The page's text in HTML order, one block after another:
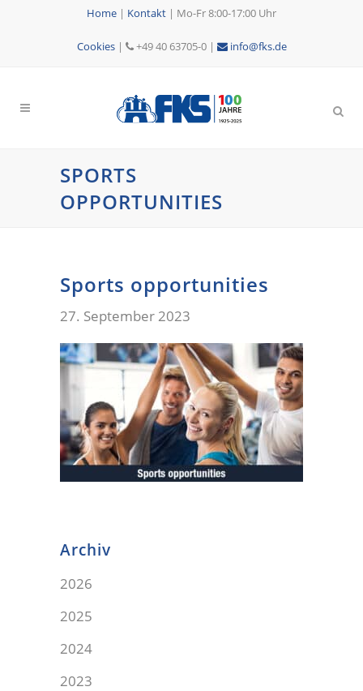
Home | Kontakt | Mo-Fr 8:00-17:00 Uhr
Cookies| +49 40 63705-0 | info@fks.de
SPORTS
OPPORTUNITIES
Sports opportunities
27. September 2023
Archiv
2026
2025
2024
2023